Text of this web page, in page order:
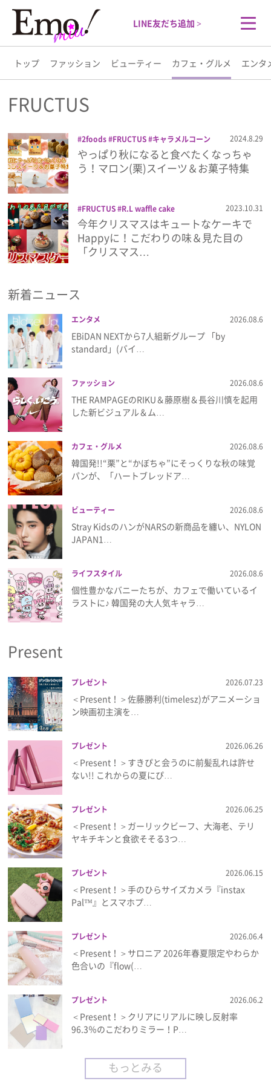
LINE友だち追加 >
トップ ファッション ビューティー カフェ・グルメ エンタ
トップ
ファッション
ビューティー
カフェ・グルメ
エンタメ
ライフスタイル
プレゼント
インタビュー
フィルム
Emoメン
ランキング
Emo!miuとは？
免責事項
プライバシーポリシー
利用規約
お問い合わせ
FRUCTUS
2foods FRUCTUS
キャラメルコーン
ケーキ サブリナ パスタ＆クラムチャウ
ダー スイーツ ドーナツ
ホテル椿山荘
東京
モンブラン ヨックモック 東ハト
2024.8.29
やっぱり秋になると食べたくなっちゃ
う！マロン(栗)スイーツ＆お菓子特集
FRUCTUS
R.L waffle cake
SMILELABO
カーブドッチ迎賓館
キャ
トルキャール
クリスマス
クリスマスケ
ーキ ケーキ シャングリ・ラ 東京
スイ
ーツ
タンデコロリ パティスリー ラヴ
東京ベイ
横浜プリンスホテル
2023.10.31
今年クリスマスはキュートなケーキで
Happyに！こだわりの味＆見た目の
「クリスマス…
新着ニュース
エンタメ 2026.08.6
EBiDAN NEXTから7⼈組新グループ 「by
standard」(バイ…
ファッション 2026.08.6
THE RAMPAGEのRIKU＆藤原樹＆長谷川慎を起用
した新ビジュアル＆ム…
カフェ・グルメ 2026.08.6
韓国発!!“栗”と“かぼちゃ”にそっくりな秋の味覚
パンが、「ハートブレッドア…
ビューティー 2026.08.6
Stray KidsのハンがNARSの新商品を纏い、NYLON
JAPAN1…
ライフスタイル 2026.08.6
個性豊かなバニーたちが、カフェで働いているイ
ラストに♪ 韓国発の大人気キャラ…
Present
プレゼント 2026.07.23
＜Present！＞佐藤勝利(timelesz)がアニメーショ
ン映画初主演を…
プレゼント 2026.06.26
＜Present！＞すきぴと会うのに前髪乱れは許せ
ない!! これからの夏にぴ…
プレゼント 2026.06.25
＜Present！＞ガーリックビーフ、大海老、テリ
ヤキチキンと食欲そそる3つ…
プレゼント 2026.06.15
＜Present！＞手のひらサイズカメラ『instax
Pal™』とスマホプ…
プレゼント 2026.06.4
＜Present！＞サロニア 2026年春夏限定やわらか
色合いの『flow(…
プレゼント 2026.06.2
＜Present！＞クリアにリアルに映し反射率
96.3％のこだわりミラー！P…
もっとみる